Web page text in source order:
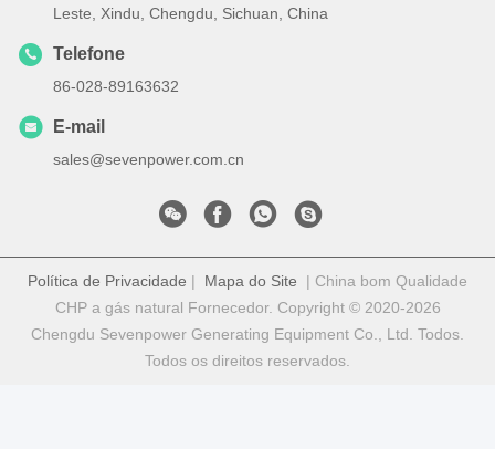
Leste, Xindu, Chengdu, Sichuan, China
Telefone
86-028-89163632
E-mail
sales@sevenpower.com.cn
Política de Privacidade | Mapa do Site | China bom Qualidade
CHP a gás natural Fornecedor. Copyright © 2020-2026
Chengdu Sevenpower Generating Equipment Co., Ltd. Todos.
Todos os direitos reservados.